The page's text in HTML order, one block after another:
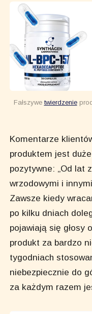
Fałszywe twierdzenie
Komentarze
produktem jest
pozytywne: „Od lat
wrzodowymi i
Zawsze kiedy
po kilku dniach
pojawiają się głosy
produkt za bardzo
tygodniach
niebezpiecznie do
za każdym razem